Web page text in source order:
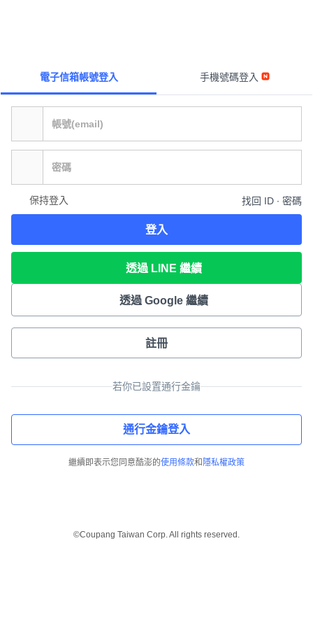
電子信箱帳號登入 手機號碼登入
保持登入 找回 ID ∙ 密碼
登入
透過 LINE 繼續
透過 Google 繼續
註冊
若你已設置通行金鑰
通行金鑰登入
繼續即表示您同意酷澎的使用條款和 隱私權政策
©Coupang Taiwan Corp. All rights reserved.